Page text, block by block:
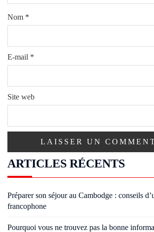
Nom *
E-mail *
Site web
ARTICLES RÉCENTS
Préparer son séjour au Cambodge : conseils
francophone
Pourquoi vous ne trouvez pas la bonne